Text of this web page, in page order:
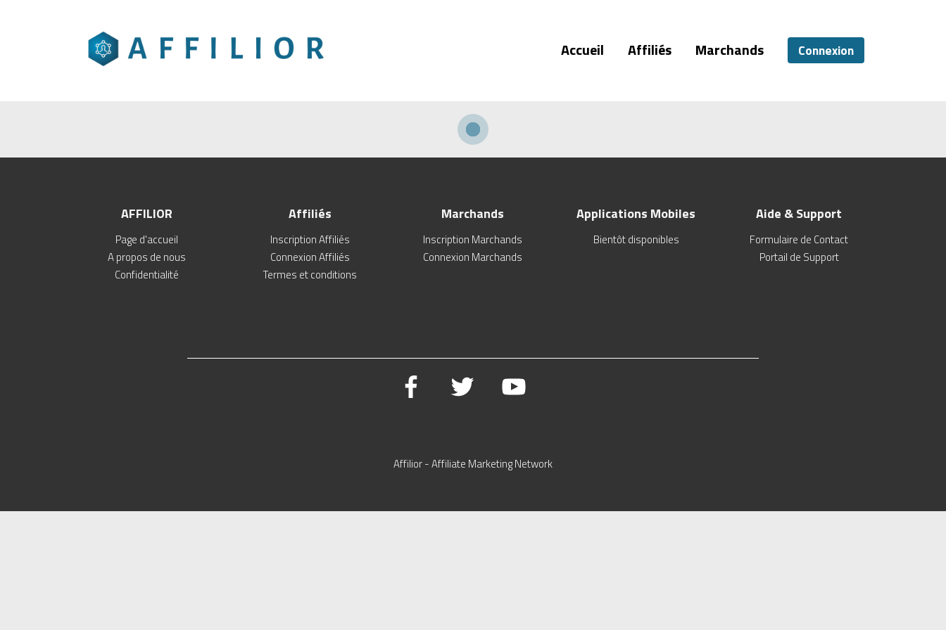
Accueil Affiliés Marchands Connexion
AFFILIOR
Page d'accueil
A propos de nous
Confidentialité
Affiliés
Inscription Affiliés
Connexion Affiliés
Termes et conditions
Marchands
Inscription Marchands
Connexion Marchands
Applications Mobiles
Bientôt disponibles
Aide & Support
Formulaire de Contact
Portail de Support
Affilior - Affiliate Marketing Network